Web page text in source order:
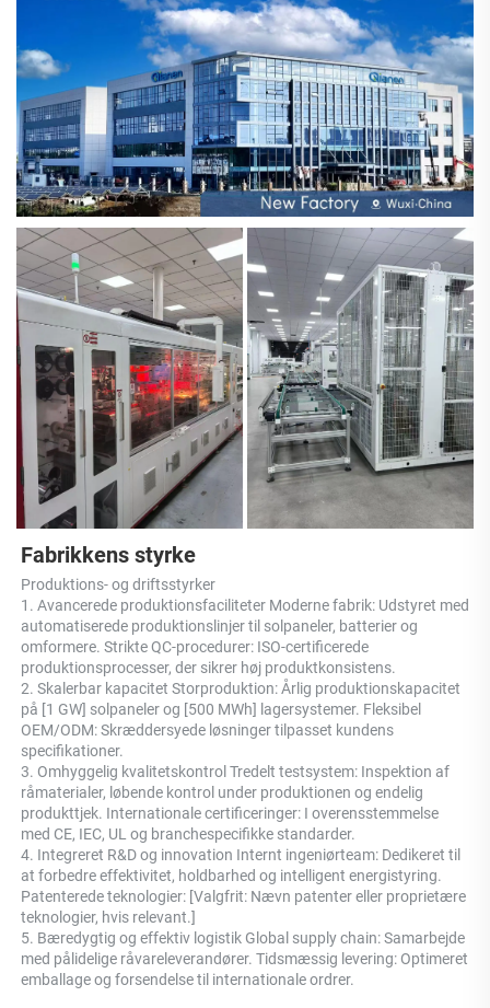
Fabrikkens styrke
Produktions- og driftsstyrker
1. Avancerede produktionsfaciliteter Moderne fabrik: Udstyret med
automatiserede produktionslinjer til solpaneler, batterier og
omformere. Strikte QC-procedurer: ISO-certificerede
produktionsprocesser, der sikrer høj produktkonsistens.
2. Skalerbar kapacitet Storproduktion: Årlig produktionskapacitet
på [1 GW] solpaneler og [500 MWh] lagersystemer. Fleksibel
OEM/ODM: Skræddersyede løsninger tilpasset kundens
specifikationer.
3. Omhyggelig kvalitetskontrol Tredelt testsystem: Inspektion af
råmaterialer, løbende kontrol under produktionen og endelig
produkttjek. Internationale certificeringer: I overensstemmelse
med CE, IEC, UL og branchespecifikke standarder.
4. Integreret R&D og innovation Internt ingeniørteam: Dedikeret til
at forbedre effektivitet, holdbarhed og intelligent energistyring.
Patenterede teknologier: [Valgfrit: Nævn patenter eller proprietære
teknologier, hvis relevant.]
5. Bæredygtig og effektiv logistik Global supply chain: Samarbejde
med pålidelige råvareleverandører. Tidsmæssig levering: Optimeret
emballage og forsendelse til internationale ordrer.